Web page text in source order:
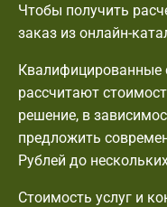
Чтобы получить
заказ из онлайн-
Квалифицированные
рассчитают
решение, в
предложить
Рублей до
Стоимость услуг и